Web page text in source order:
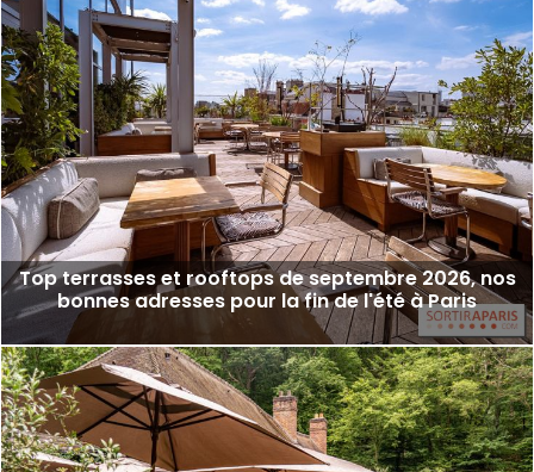
Top terrasses et rooftops de septembre 2026, nos
bonnes adresses pour la fin de l'été à Paris